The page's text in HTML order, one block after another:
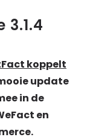
3.1.4
koppelt
update
in de
en